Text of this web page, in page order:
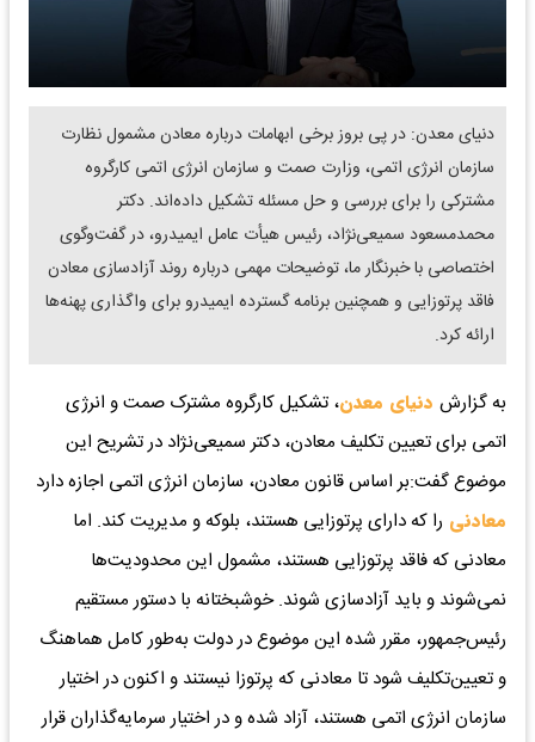
دنیای معدن: در پی بروز برخی ابهامات درباره معادن مشمول نظارت
سازمان انرژی اتمی، وزارت صمت و سازمان انرژی اتمی کارگروه
مشترکی را برای بررسی و حل مسئله تشکیل داده‌اند. دکتر
محمدمسعود سمیعی‌نژاد، رئیس هیأت عامل ایمیدرو، در گفت‌وگوی
اختصاصی با خبرنگار ما، توضیحات مهمی درباره روند آزادسازی معادن
فاقد پرتوزایی و همچنین برنامه گسترده ایمیدرو برای واگذاری پهنه‌ها
ارائه کرد.
به گزارش دنیای معدن، تشکیل کارگروه مشترک صمت و انرژی
اتمی برای تعیین تکلیف معادن، دکتر سمیعی‌نژاد در تشریح این
موضوع گفت:بر اساس قانون معادن، سازمان انرژی اتمی اجازه دارد
معادنی را که دارای پرتوزایی هستند، بلوکه و مدیریت کند. اما
معادنی که فاقد پرتوزایی هستند، مشمول این محدودیت‌ها
نمی‌شوند و باید آزادسازی شوند. خوشبختانه با دستور مستقیم
رئیس‌جمهور، مقرر شده این موضوع در دولت به‌طور کامل هماهنگ
و تعیین‌تکلیف شود تا معادنی که پرتوزا نیستند و اکنون در اختیار
سازمان انرژی اتمی هستند، آزاد شده و در اختیار سرمایه‌گذاران قرار